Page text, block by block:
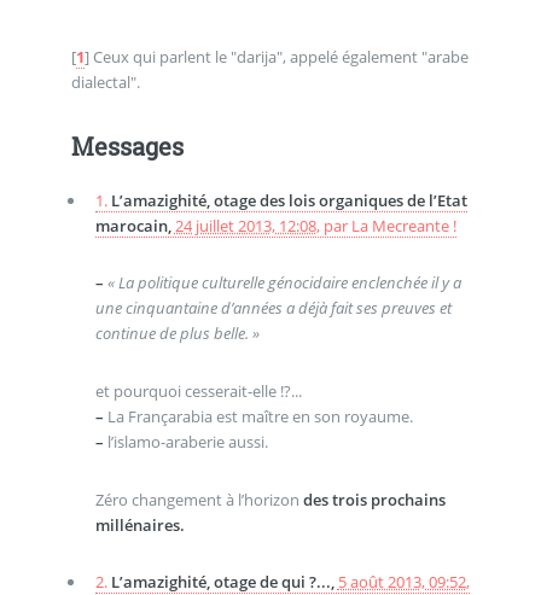
[1] Ceux qui parlent le "darija", appelé également "arabe
dialectal".
Messages
1. L’amazighité, otage des lois organiques de l’Etat
marocain,24 juillet 2013, 12:08, par La Mecreante !
– « La politique culturelle génocidaire enclenchée il y a
une cinquantaine d’années a déjà fait ses preuves et
continue de plus belle. »
et pourquoi cesserait-elle !?...
– La Françarabia est maître en son royaume.
– l’islamo-araberie aussi.
Zéro changement à l’horizon des trois prochains
millénaires.
2. L’amazighité, otage de qui ?..., 5 août 2013, 09:52,